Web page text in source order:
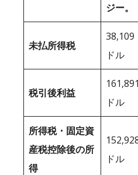
ジー。
未払所得税
38,109
ドル
税引後利益
161,891
ドル
所得税・固定資
産税控除後の所
得
ドル